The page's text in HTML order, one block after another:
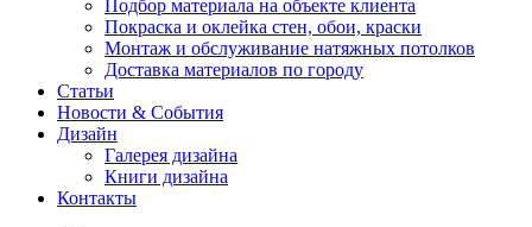
Подбор материала на объекте клиента
Покраска и оклейка стен, обои, краски
Монтаж и обслуживание натяжных потолков
Доставка материалов по городу
Статьи
Новости & События
Дизайн
Галерея дизайна
Книги дизайна
Контакты